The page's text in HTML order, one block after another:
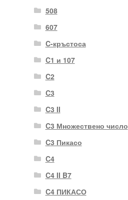
508
607
C-кръстоса
C1 и 107
C2
C3
C3 II
C3 Множествено число
C3 Пикасо
C4
C4 II B7
C4 ПИКАСО